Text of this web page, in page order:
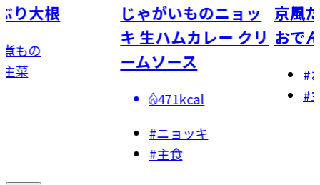
根
じゃがいものニョッ
キ 生ハムカレー クリ
ームソース
471kcal
ニョッキ
主食
京風だし
おでん
おでん
主菜